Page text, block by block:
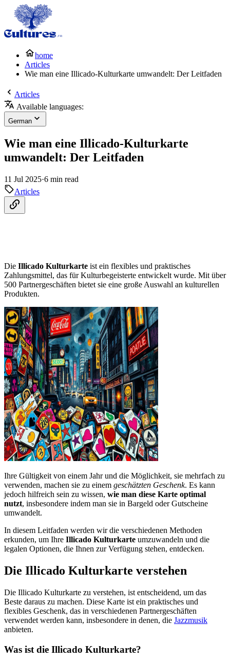
home
Articles
Wie man eine Illicado-Kulturkarte umwandelt: Der Leitfaden
Articles
Available languages:
German
Wie man eine Illicado-Kulturkarte
umwandelt: Der Leitfaden
11 Jul 2025·6 min read
Articles
Die Illicado Kulturkarte ist ein flexibles und praktisches
Zahlungsmittel, das für Kulturbegeisterte entwickelt wurde. Mit über
500 Partnergeschäften bietet sie eine große Auswahl an kulturellen
Produkten.
Ihre Gültigkeit von einem Jahr und die Möglichkeit, sie mehrfach zu
verwenden, machen sie zu einem geschätzten Geschenk. Es kann
jedoch hilfreich sein zu wissen, wie man diese Karte optimal
nutzt, insbesondere indem man sie in Bargeld oder Gutscheine
umwandelt.
In diesem Leitfaden werden wir die verschiedenen Methoden
erkunden, um Ihre Illicado Kulturkarte umzuwandeln und die
legalen Optionen, die Ihnen zur Verfügung stehen, entdecken.
Die Illicado Kulturkarte verstehen
Die Illicado Kulturkarte zu verstehen, ist entscheidend, um das
Beste daraus zu machen. Diese Karte ist ein praktisches und
flexibles Geschenk, das in verschiedenen Partnergeschäften
verwendet werden kann, insbesondere in denen, die Jazzmusik
anbieten.
Was ist die Illicado Kulturkarte?